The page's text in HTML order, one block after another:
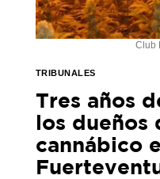
Club
TRIBUNALES
Tres años
los dueños
cannábico